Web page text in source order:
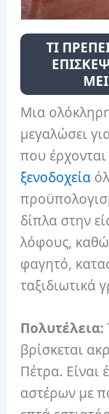
ΤΙ
Μια
μεγαλώσει
που
ξενοδοχεία
δίπλα στην
λόφους,
φαγητό,
ταξιδιωτικά
Πολυτέλεια:
βρίσκεται
Πέτρα. Είναι
αστέρων με